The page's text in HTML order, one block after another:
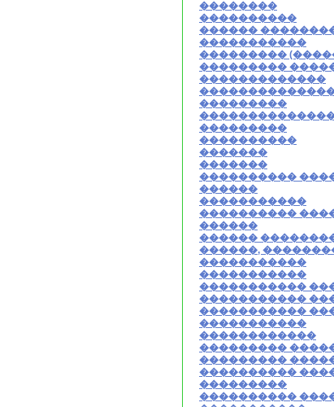
��������
����������
������
�����������
���������
���������
�������������
���������
���������
����������
�������
�������
����������
������
�����������
����������
������
������
������,
�����������
�����������
�����������
�����������
�����������
�����������
������������
���������
���������
����������
���������
����������